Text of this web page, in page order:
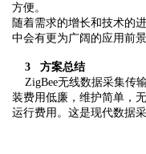
方便。
随着需求的增长和技术的
中会有更为广阔的应用前景
3 方案总结
ZigBee无线数据采集传
装费用低廉，维护简单，
运行费用。这是现代数据